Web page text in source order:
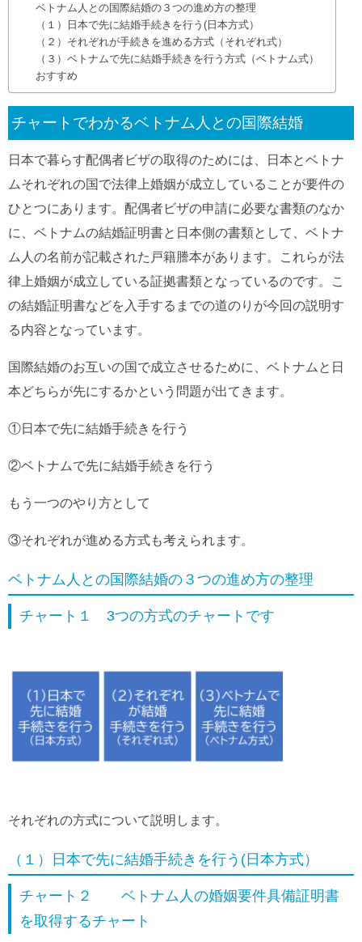
ベトナム人との国際結婚の３つの進め方の整理
（１）日本で先に結婚手続きを行う(日本方式）
（２）それぞれが手続きを進める方式（それぞれ式）
（３）ベトナムで先に結婚手続きを行う方式（ベトナム式）
おすすめ
チャートでわかるベトナム人との国際結婚
日本で暮らす配偶者ビザの取得のためには、日本とベトナ
ムそれぞれの国で法律上婚姻が成立していることが要件の
ひとつにあります。配偶者ビザの申請に必要な書類のなか
に、ベトナムの結婚証明書と日本側の書類として、ベトナ
ム人の名前が記載された戸籍謄本があります。これらが法
律上婚姻が成立している証拠書類となっているのです。こ
の結婚証明書などを入手するまでの道のりが今回の説明す
る内容となっています。
国際結婚のお互いの国で成立させるために、ベトナムと日
本どちらが先にするかという問題が出てきます。
①日本で先に結婚手続きを行う
②ベトナムで先に結婚手続きを行う
もう一つのやり方として
③それぞれが進める方式も考えられます。
ベトナム人との国際結婚の３つの進め方の整理
チャート１ 3つの方式のチャートです
それぞれの方式について説明します。
（１）日本で先に結婚手続きを行う(日本方式）
チャート２ ベトナム人の婚姻要件具備証明書
を取得するチャート